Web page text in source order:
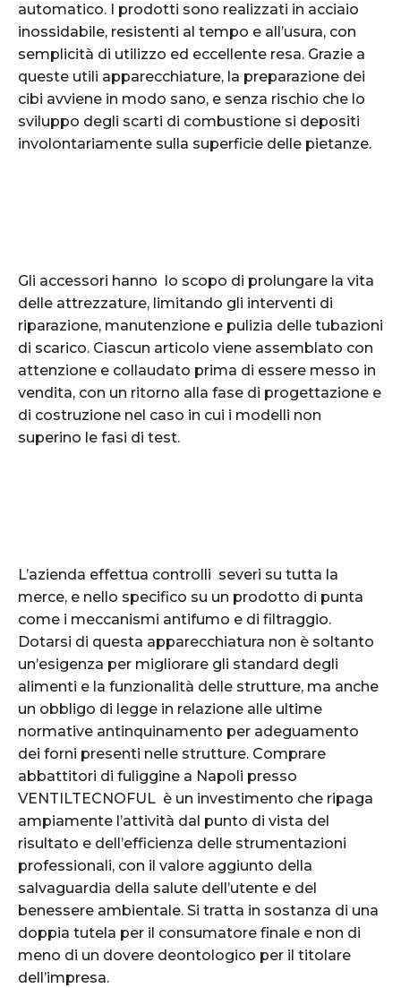
automatico. I prodotti sono realizzati in acciaio
inossidabile, resistenti al tempo e all’usura, con
semplicità di utilizzo ed eccellente resa. Grazie a
queste utili apparecchiature, la preparazione dei
cibi avviene in modo sano, e senza rischio che lo
sviluppo degli scarti di combustione si depositi
involontariamente sulla superficie delle pietanze.
Gli accessori hanno lo scopo di prolungare la vita
delle attrezzature, limitando gli interventi di
riparazione, manutenzione e pulizia delle tubazioni
di scarico. Ciascun articolo viene assemblato con
attenzione e collaudato prima di essere messo in
vendita, con un ritorno alla fase di progettazione e
di costruzione nel caso in cui i modelli non
superino le fasi di test.
L’azienda effettua controlli severi su tutta la
merce, e nello specifico su un prodotto di punta
come i meccanismi antifumo e di filtraggio.
Dotarsi di questa apparecchiatura non è soltanto
un’esigenza per migliorare gli standard degli
alimenti e la funzionalità delle strutture, ma anche
un obbligo di legge in relazione alle ultime
normative antinquinamento per adeguamento
dei forni presenti nelle strutture. Comprare
abbattitori di fuliggine a Napoli presso
VENTILTECNOFUL è un investimento che ripaga
ampiamente l’attività dal punto di vista del
risultato e dell’efficienza delle strumentazioni
professionali, con il valore aggiunto della
salvaguardia della salute dell’utente e del
benessere ambientale. Si tratta in sostanza di una
doppia tutela per il consumatore finale e non di
meno di un dovere deontologico per il titolare
dell’impresa.